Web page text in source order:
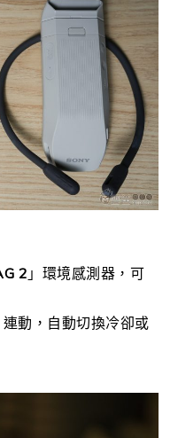
2 」環境感測器，可
動，自動切換冷卻或